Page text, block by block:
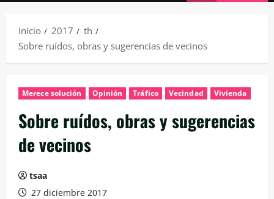
Inicio 2017
th
Sobre ruídos, obras y sugerencias de vecinos
Merece solución Opinión Tráfico Vecindad Vivienda
Sobre ruídos, obras y sugerencias
de vecinos
tsaa
27 diciembre 2017